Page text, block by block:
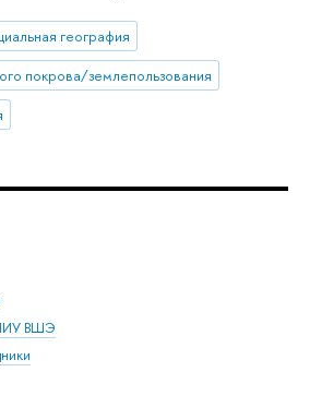
география
покрова/землепользования
ВШЭ